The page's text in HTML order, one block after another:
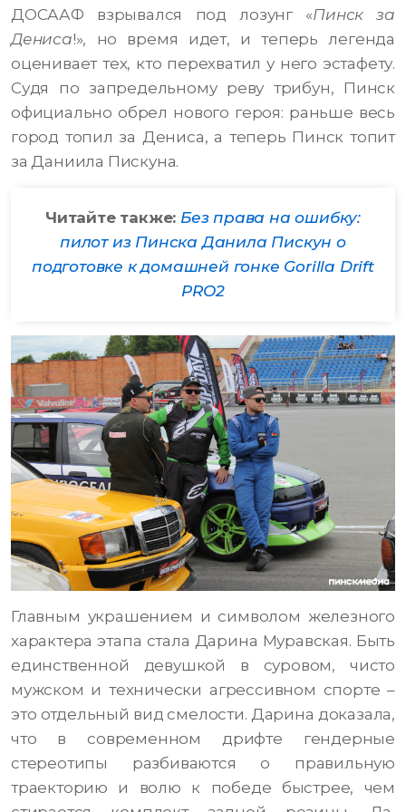
ДОСААФ взрывался под лозунг «Пинск за
Дениса!», но время идет, и теперь легенда
оценивает тех, кто перехватил у него эстафету.
Судя по запредельному реву трибун, Пинск
официально обрел нового героя: раньше весь
город топил за Дениса, а теперь Пинск топит
за Даниила Пискуна.
Читайте также: Без права на ошибку:
пилот из Пинска Данила Пискун о
подготовке к домашней гонке Gorilla Drift
PRO2
Главным украшением и символом железного
характера этапа стала Дарина Муравская. Быть
единственной девушкой в суровом, чисто
мужском и технически агрессивном спорте –
это отдельный вид смелости. Дарина доказала,
что в современном дрифте гендерные
стереотипы разбиваются о правильную
траекторию и волю к победе быстрее, чем